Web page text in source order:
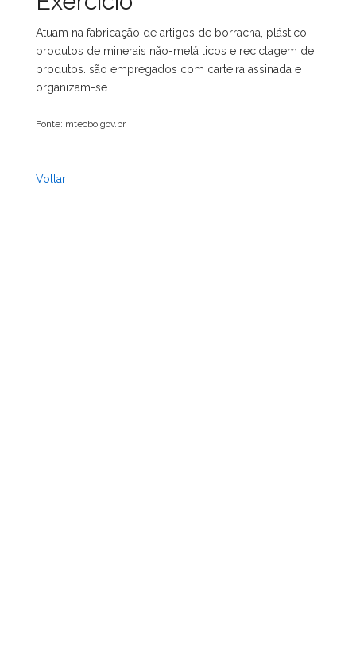
Atuam na fabricação de artigos de borracha, plástico,
produtos de minerais não-metá licos e reciclagem de
produtos. são empregados com carteira assinada e
organizam-se
Fonte: mtecbo.gov.br
Voltar